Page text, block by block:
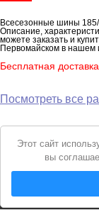
Всесезонные шины 185/
Описание,
можете заказать и
Первомайском в нашем
Бесплатная
Посмотреть все
Вся представленная
является
Уведомление
cookie
Этот сайт
вы